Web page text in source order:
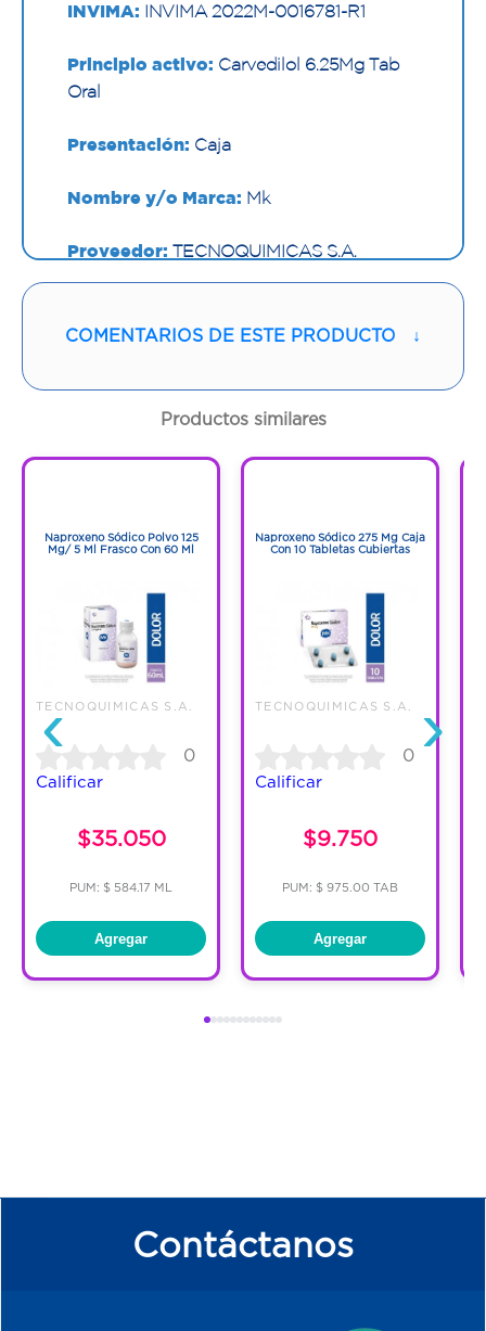
INVIMA: INVIMA 2022M-0016781-R1
Principio activo: Carvedilol 6.25Mg Tab
Oral
Presentación: Caja
Nombre y/o Marca: Mk
Proveedor: TECNOQUIMICAS S.A.
30 Tabletas
Código:1270039
COMENTARIOS DE ESTE PRODUCTO ↓
Productos similares
‹
Naproxeno Sódico Polvo 125
Mg/ 5 Ml Frasco Con 60 Ml
TECNOQUIMICAS S.A.
0
Calificar
$35.050
PUM: $ 584.17 ML
Agregar
Naproxeno Sódico 275 Mg Caja
Con 10 Tabletas Cubiertas
TECNOQUIMICAS S.A.
0
Calificar
$9.750
PUM: $ 975.00 TAB
Agregar
›
Contáctanos